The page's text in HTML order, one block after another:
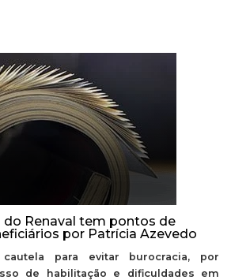
Renaval tem pontos de
por Patrícia Azevedo
para evitar burocracia, por
de habilitação e dificuldades em